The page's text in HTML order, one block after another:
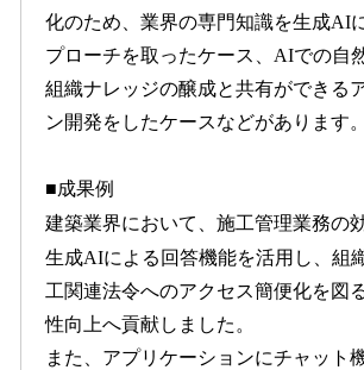
化のため、業界の専門知識を生成AI
プローチを取ったケース、AIでの自
組織ナレッジの醸成と共有ができる
ン開発をしたケースなどがあります。
■成果例
建築業界において、施工管理業務の
生成AIによる回答機能を活用し、組
工関連法令へのアクセス簡便化を図
性向上へ貢献しました。
また、アプリケーションにチャット